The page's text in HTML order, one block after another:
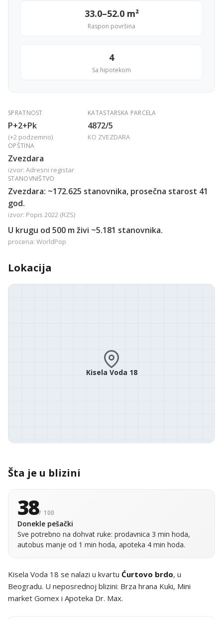
33.0–52.0 m²
Raspon površina
4
Sa hipotekom
SPRATNOST
P+2+Pk
(+2 podzemno)
KATASTARSKA PARCELA
4872/5
KO ZVEZDARA
OPŠTINA
Zvezdara
izvor: Adresni registar
STANOVNIŠTVO
Zvezdara: ~172.625 stanovnika, prosečna starost 41
god.
izvor: Popis 2022 (RZS)
U krugu od 500 m živi ~5.181 stanovnika.
procena: WorldPop
Lokacija
Kisela Voda 18
Šta je u blizini
38/ 100
Donekle pešački
Sve potrebno na dohvat ruke: prodavnica 3 min hoda,
autobus manje od 1 min hoda, apoteka 4 min hoda.
Kisela Voda 18 se nalazi u kvartu Ćurtovo brdo, u
Beogradu. U neposrednoj blizini: Brza hrana Kuki, Mini
market Gomex i Apoteka Dr. Max.